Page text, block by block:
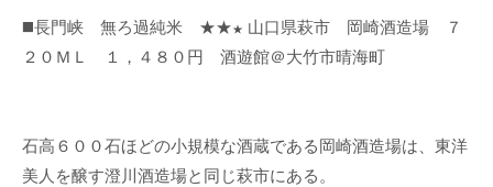
◼️長門峡 無ろ過純米 ★★★ 山口県萩市 岡崎酒造場 ７
２０ＭＬ １，４８０円 酒遊館＠大竹市晴海町
石高６００石ほどの小規模な酒蔵である岡崎酒造場は、東洋
美人を醸す澄川酒造場と同じ萩市にある。